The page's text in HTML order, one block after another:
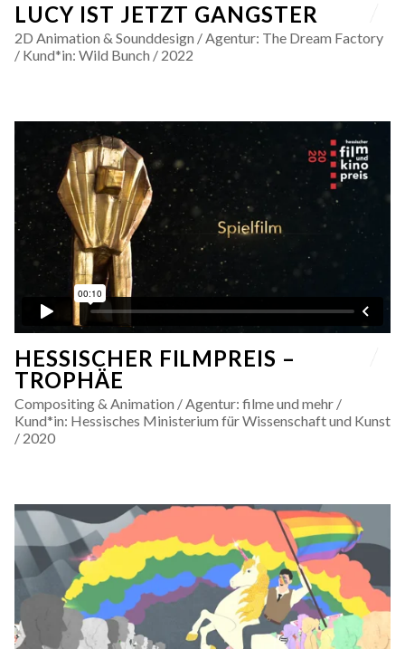
LUCY IST JETZT GANGSTER
2D Animation & Sounddesign / Agentur: The Dream Factory
/ Kund*in: Wild Bunch / 2022
HESSISCHER FILMPREIS –
TROPHÄE
Compositing & Animation / Agentur: filme und mehr /
Kund*in: Hessisches Ministerium für Wissenschaft und Kunst
/ 2020